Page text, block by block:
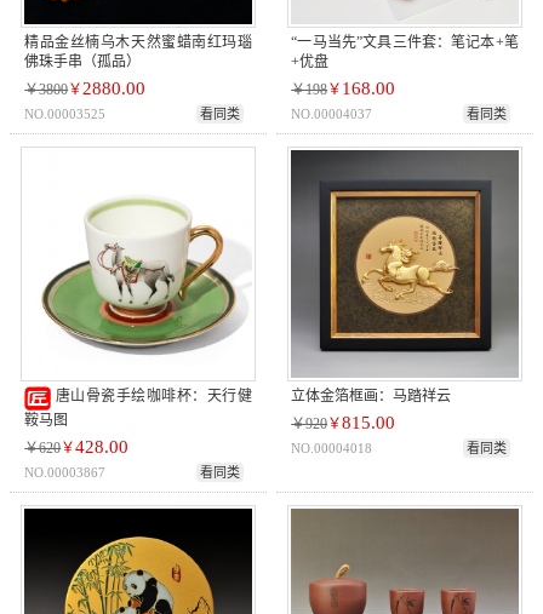
精品金丝楠乌木天然蜜蜡南红玛瑙
佛珠手串（孤品）
￥3800￥ 2880.00
NO.00003525 看同类
“一马当先”文具三件套：笔记本+笔
+优盘
￥198￥ 168.00
NO.00004037 看同类
唐山骨瓷手绘咖啡杯：天行健
鞍马图
￥620￥428.00
NO.00003867 看同类
立体金箔框画：马踏祥云
￥920￥815.00
NO.00004018 看同类